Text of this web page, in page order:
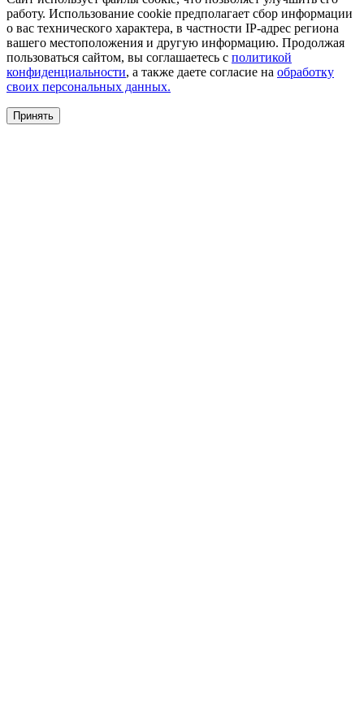
работу. Использование cookie предполагает сбор информации
о вас технического характера, в частности IP-адрес региона
вашего местоположения и другую информацию. Продолжая
пользоваться сайтом, вы соглашаетесь с политикой
конфиденциальности, а также даете согласие на обработку
своих персональных данных.
Принять